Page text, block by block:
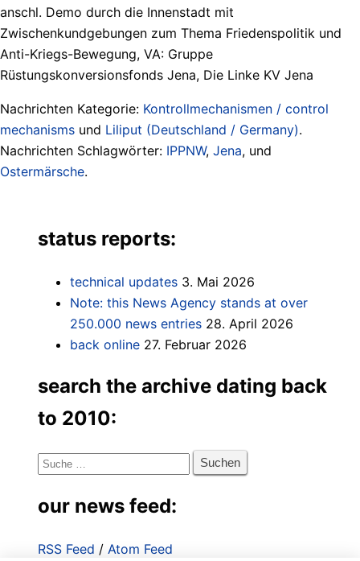
anschl. Demo durch die Innenstadt mit
Zwischenkundgebungen zum Thema Friedenspolitik und
Anti-Kriegs-Bewegung, VA: Gruppe
Rüstungskonversionsfonds Jena, Die Linke KV Jena
Nachrichten Kategorie: Kontrollmechanismen / control
mechanisms und Liliput (Deutschland / Germany).
Nachrichten Schlagwörter: IPPNW, Jena, und
Ostermärsche.
status reports:
technical updates 3. Mai 2026
Note: this News Agency stands at over
250.000 news entries 28. April 2026
back online 27. Februar 2026
search the archive dating back
to 2010:
Suche
our news feed:
RSS Feed / Atom Feed